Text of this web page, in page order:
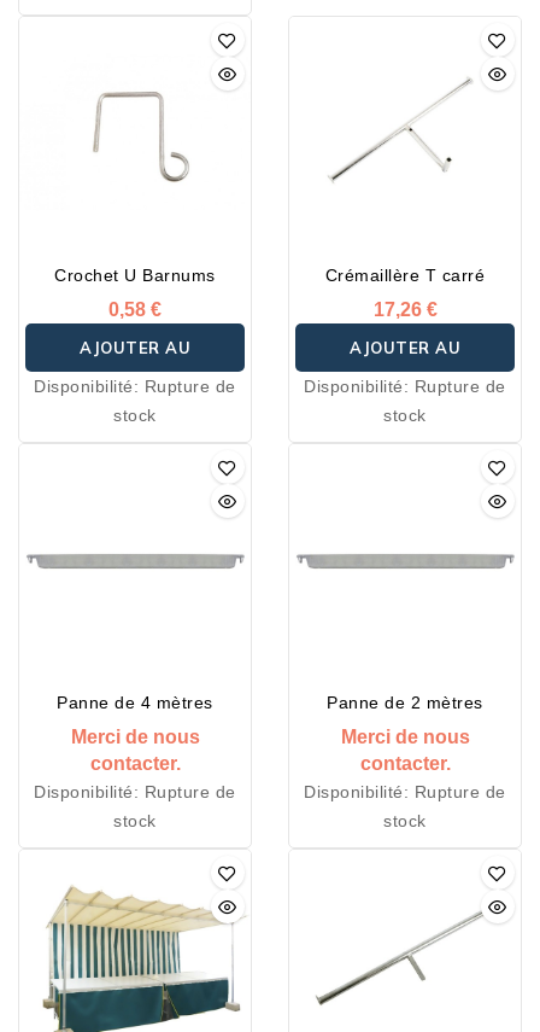
Crochet U Barnums
0,58 €
AJOUTER AU
PANIER
Disponibilité: Rupture de
stock
Crémaillère T carré
17,26 €
AJOUTER AU
PANIER
Disponibilité: Rupture de
stock
Panne de 4 mètres
Merci de nous
contacter.
Disponibilité: Rupture de
stock
Panne de 2 mètres
Merci de nous
contacter.
Disponibilité: Rupture de
stock